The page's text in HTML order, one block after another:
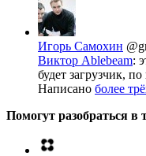
Игорь Самохин
Виктор Ablebeam:
будет загрузчик,
Написано более
Помогут разобраться в